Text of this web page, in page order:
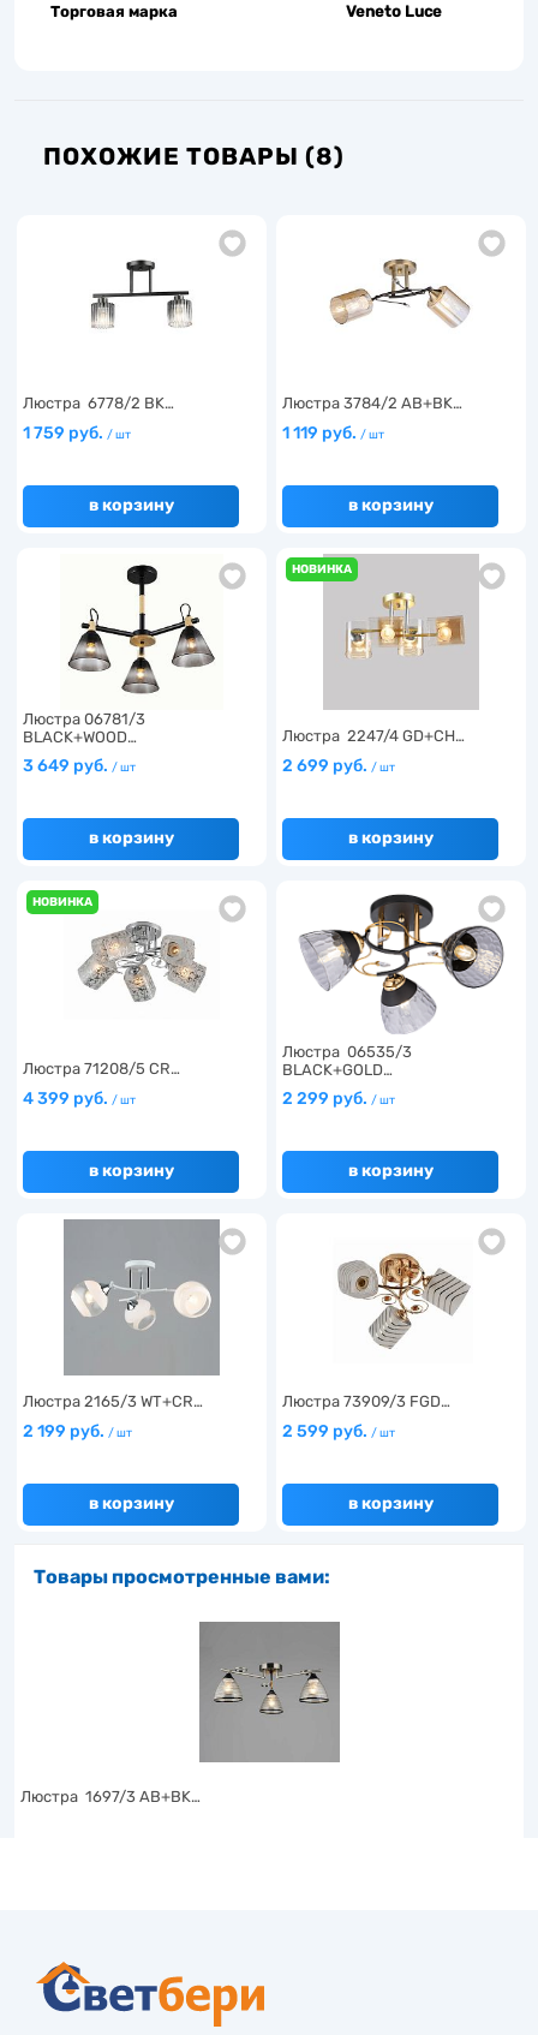
Торговая марка Veneto Luce
ПОХОЖИЕ ТОВАРЫ (8)
Люстра 6778/2 BK…
1 759 руб. / шт
в корзину
Люстра 3784/2 AB+BK…
1 119 руб. / шт
в корзину
Люстра 06781/3
BLACK+WOOD…
3 649 руб. / шт
в корзину
НОВИНКА
Люстра 2247/4 GD+CH…
2 699 руб. / шт
в корзину
НОВИНКА
Люстра 71208/5 CR…
4 399 руб. / шт
в корзину
Люстра 06535/3
BLACK+GOLD…
2 299 руб. / шт
в корзину
Люстра 2165/3 WT+CR…
2 199 руб. / шт
в корзину
Люстра 73909/3 FGD…
2 599 руб. / шт
в корзину
Товары просмотренные вами:
Люстра 1697/3 AB+BK…